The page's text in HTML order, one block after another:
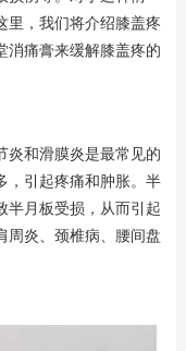
里，我们将介绍膝盖疼
消痛膏来缓解膝盖疼的
炎和滑膜炎是最常见的
，引起疼痛和肿胀。半
半月板受损，从而引起
周炎、颈椎病、腰间盘